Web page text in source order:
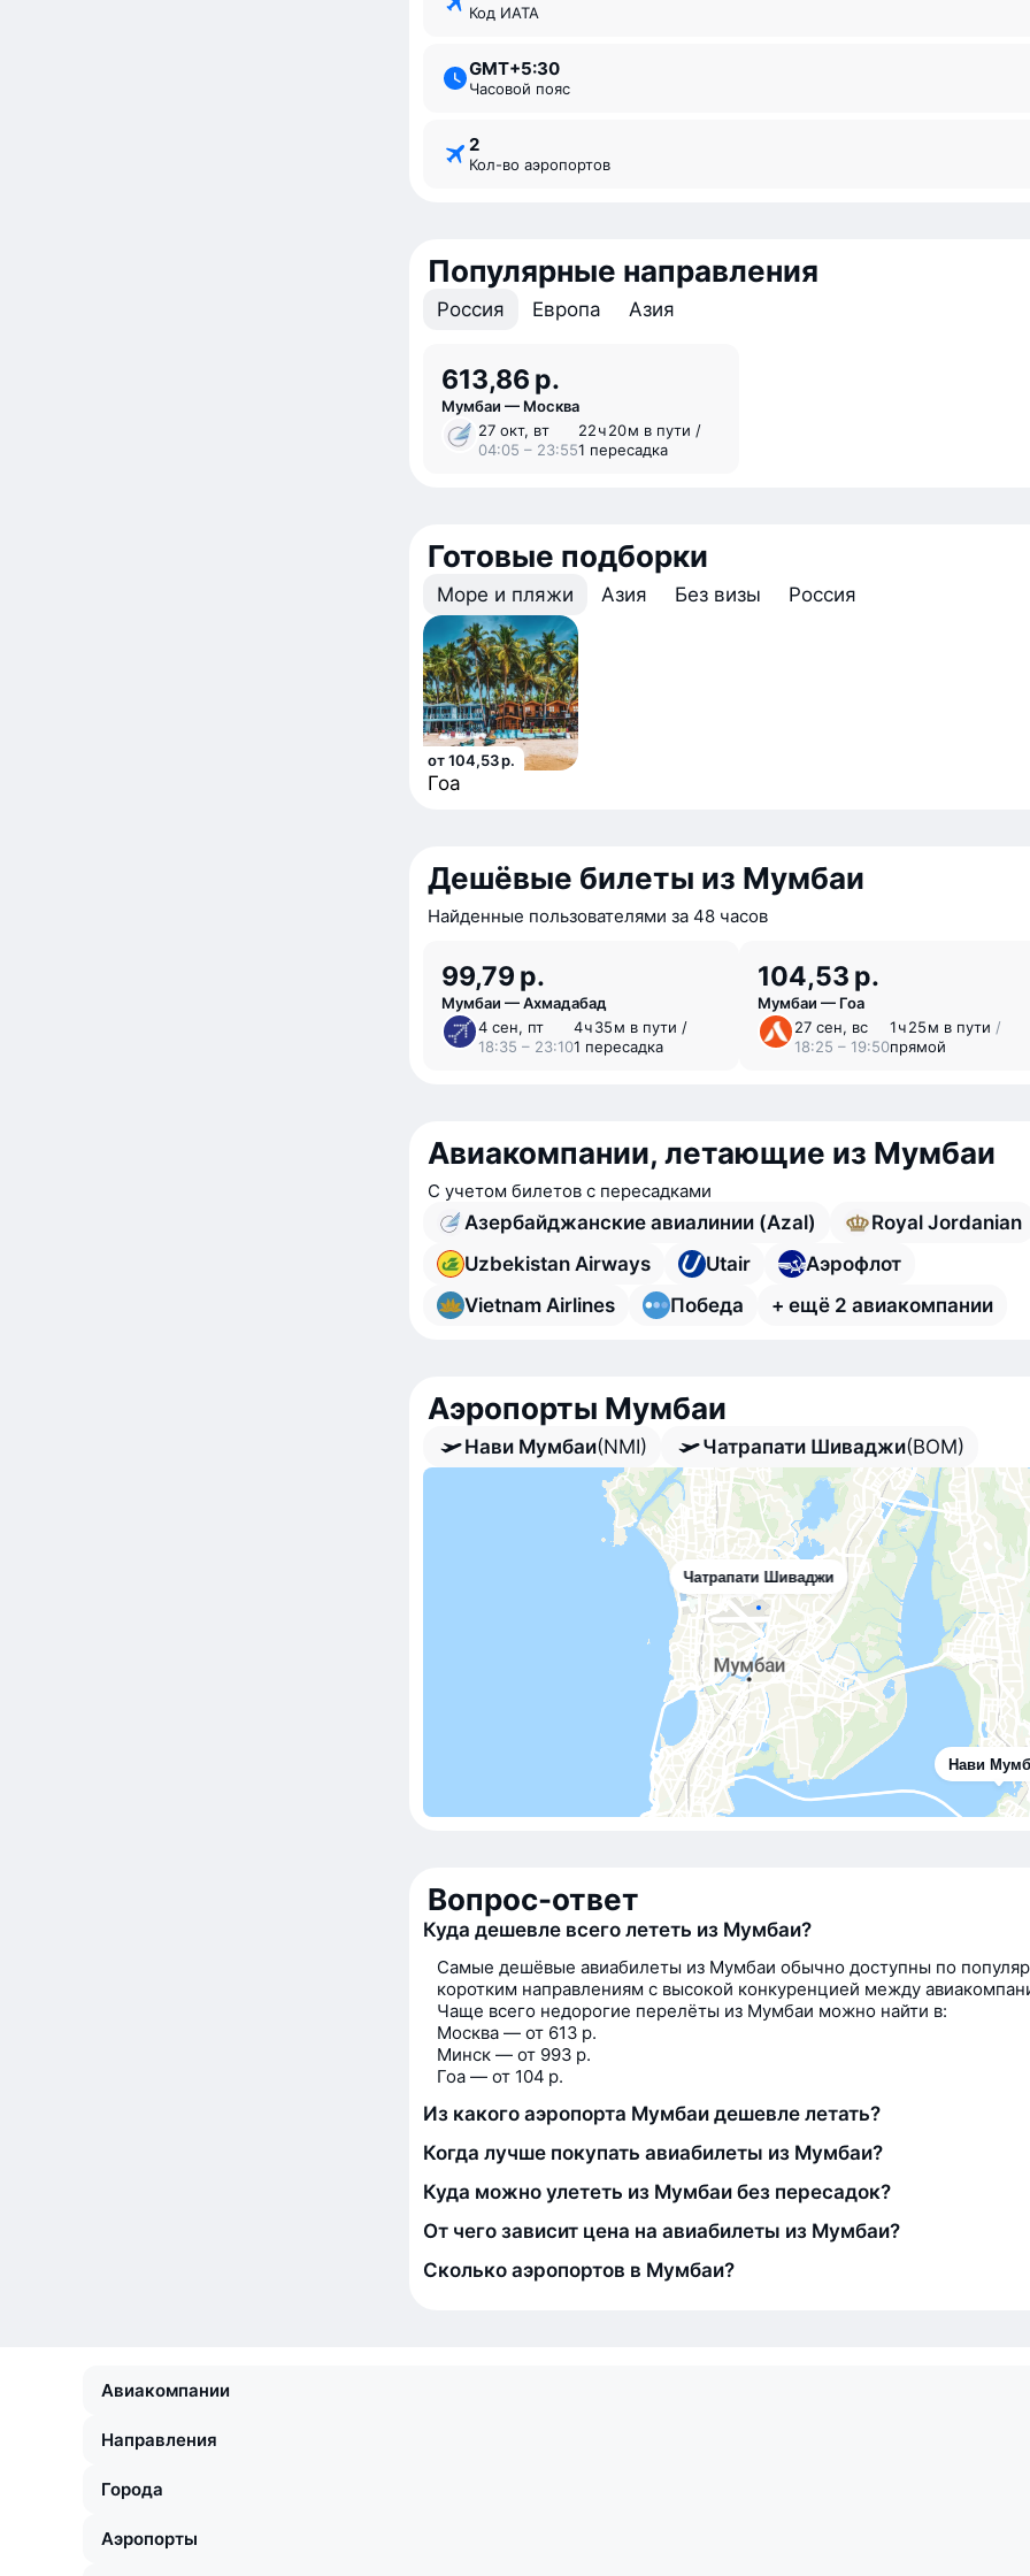
Код ИАТА
GMT+5:30
Часовой пояс
2
Кол-во аэропортов
Популярные направления
Россия Европа Азия
613,86 р.
Мумбаи — Москва
27 окт, вт
04:05 – 23:55
22 ⁠ч 20 ⁠м в пути /
1 пересадка
Готовые подборки
Море и пляжи Азия Без визы Россия
от 104,53 р.
Гоа
Дешёвые билеты из Мумбаи
Найденные пользователями за 48 часов
99,79 р.
Мумбаи — Ахмадабад
4 сен, пт
18:35 – 23:10
4 ⁠ч 35 ⁠м в пути /
1 пересадка
104,53 р.
Мумбаи — Гоа
27 сен, вс
18:25 – 19:50
1 ⁠ч 25 ⁠м в пути /
прямой
Авиакомпании, летающие из Мумбаи
С учетом билетов с пересадками
Азербайджанские авиалинии (Azal)
Royal Jordanian
Uzbekistan Airways
Utair
Аэрофлот
Vietnam Airlines
Победа + ещё 2 авиакомпании
Аэропорты Мумбаи
Нави Мумбаи(NMI) Чатрапати Шиваджи(BOM)
Нави
Чатрапати Шиваджи
Вопрос-ответ
Куда дешевле всего лететь из Мумбаи?
Самые дешёвые авиабилеты из Мумбаи обычно доступны по
коротким направлениям с высокой конкуренцией между
Чаще всего недорогие перелёты из Мумбаи можно найти в:
Москва — от 613 р.
Минск — от 993 р.
Гоа — от 104 р.
Из какого аэропорта Мумбаи дешевле летать?
Когда лучше покупать авиабилеты из Мумбаи?
Куда можно улететь из Мумбаи без пересадок?
От чего зависит цена на авиабилеты из Мумбаи?
Сколько аэропортов в Мумбаи?
Авиакомпании
Направления
Города
Аэропорты